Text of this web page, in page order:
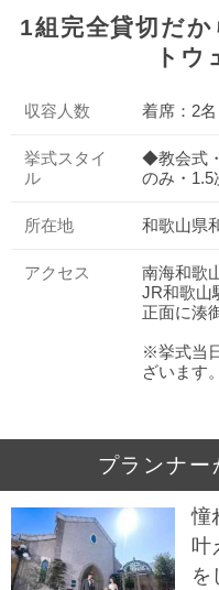
1組完全貸切だ
トウ
収容人数 着席：2
挙式スタイ
ル
◆教会式
のみ・1.5
所在地 和歌山県
アクセス
南海和歌
JR和歌山
正面に湊
※挙式当
ざいます。
プランナー
憧
叶
を